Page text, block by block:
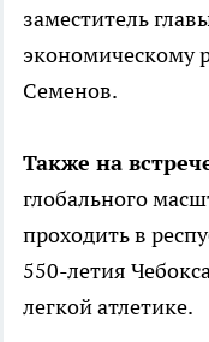
заместитель
экономическому
Семенов.
Также на
глобального
проходить в
550-летия
легкой атлетике.